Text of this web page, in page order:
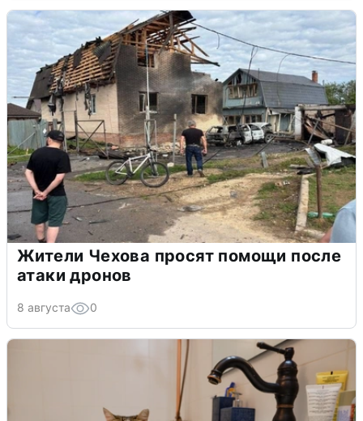
Жители Чехова просят помощи после
атаки дронов
8 августа 0